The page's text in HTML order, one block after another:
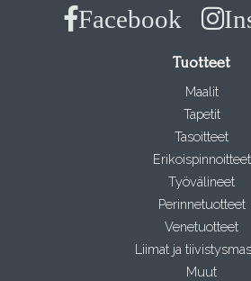
Facebook
Tuotteet
Maalit
Tapetit
Tasoitteet
Erikoispinnoitteet
Työvälineet
Perinnetuotteet
Venetuotteet
Liimat ja
Muut